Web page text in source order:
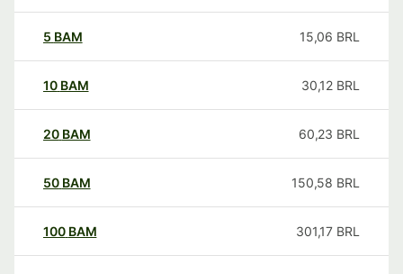
5 BAM 15,06 BRL
10 BAM 30,12 BRL
20 BAM 60,23 BRL
50 BAM 150,58 BRL
100 BAM 301,17 BRL